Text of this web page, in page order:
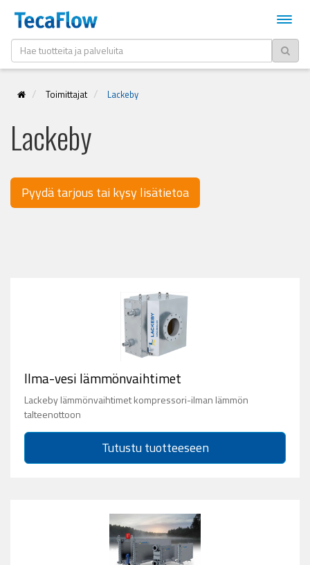
Toimittajat Lackeby
Lackeby
Pyydä tarjous tai kysy lisätietoa
Ilma-vesi lämmönvaihtimet
Lackeby lämmönvaihtimet kompressori-ilman lämmön
talteenottoon
Tutustu tuotteeseen